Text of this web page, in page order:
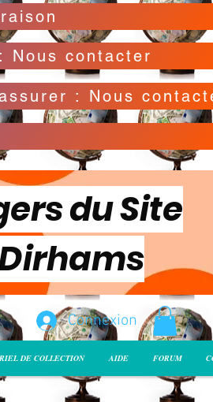
Nous contacter
Possibilité de déclarer la valeur de l'envoi pour l'assurer : Nous
du Site
Connexion
DE COLLECTION AIDE FORUM